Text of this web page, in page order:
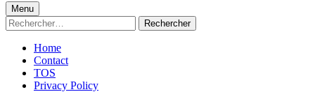
Menu
principal
Menu
Rechercher :
Home
Contact
TOS
Privacy Policy